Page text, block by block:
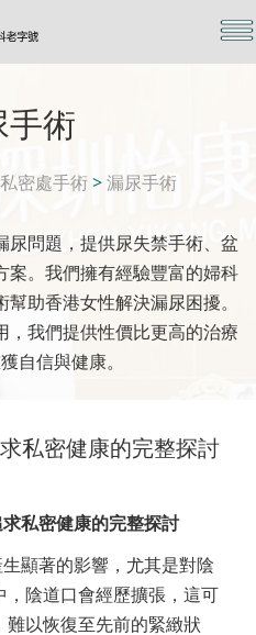
手術
密處手術>漏尿手術
問題，提供尿失禁手術、盆
案。我們擁有經驗豐富的婦科
助香港女性解決漏尿困擾。
我們提供性價比更高的治療
自信與健康。
私密健康的完整探討
私密健康的完整探討
顯著的影響，尤其是對陰
陰道口會經歷擴張，這可
以恢復至先前的緊緻狀